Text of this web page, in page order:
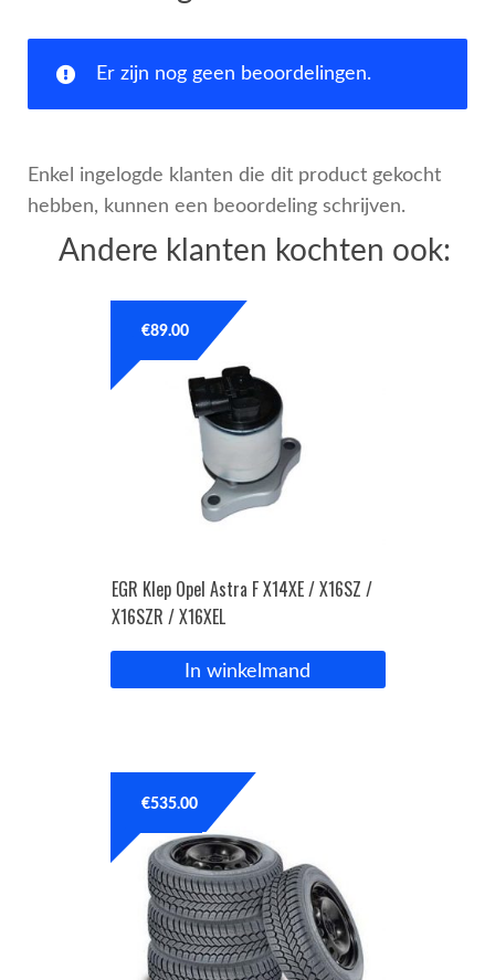
Er zijn nog geen beoordelingen.
Enkel ingelogde klanten die dit product gekocht
hebben, kunnen een beoordeling schrijven.
Andere klanten kochten ook:
EGR Klep Opel Astra F X14XE / X16SZ /
X16SZR / X16XEL
€89.00
In winkelmand
€535.00